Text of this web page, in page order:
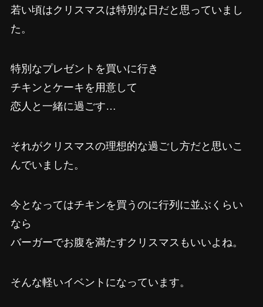
若い頃はクリスマスは特別な日だと思っていまし
た。
特別なプレゼントを買いに行き
チキンとケーキを用意して
恋人と一緒に過ごす…
それがクリスマスの理想的な過ごし方だと思いこ
んでいました。
今となってはチキンを買うのに行列に並ぶくらい
なら
バーガーでお腹を満たすクリスマスもいいよね。
そんな軽いイベントになっています。